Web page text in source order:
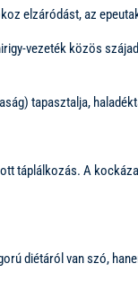
elzáródást, az
vezeték közös
tapasztalja,
táplálkozás. A
diétáról van szó,